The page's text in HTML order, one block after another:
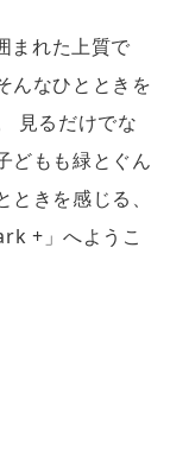
まれた上質で
んなひとときを
見るだけでな
どもも緑とぐん
きを感じる、
+」へようこ